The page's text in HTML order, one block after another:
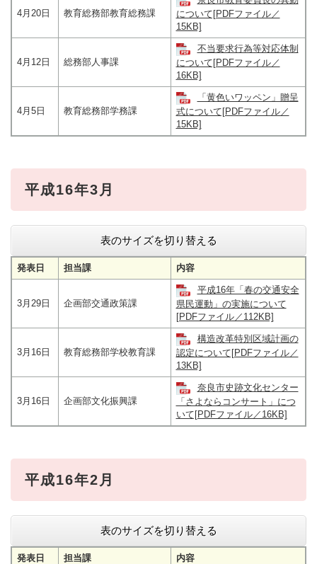
4月20日 教育総務部教育総務課
について[PDFファイル／
15KB]
4月12日 総務部人事課
不当要求行為等対応体制
について[PDFファイル／
16KB]
4月5日 教育総務部学務課
「黄色いワッペン」贈呈
式について[PDFファイル／
15KB]
平成16年3月
表のサイズを切り替える
発表日 担当課 内容
3月29日 企画部交通政策課
平成16年「春の交通安全
県民運動」の実施について
[PDFファイル／112KB]
3月16日 教育総務部学校教育課
構造改革特別区域計画の
認定について[PDFファイル／
13KB]
3月16日 企画部文化振興課
奈良市史跡文化センター
「さよならコンサート」につ
いて[PDFファイル／16KB]
平成16年2月
表のサイズを切り替える
発表日 担当課 内容